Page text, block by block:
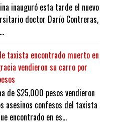
inauguró esta tarde el nuevo
doctor Darío Contreras,
taxista encontrado muerto en
vendieron su carro por
de $25,000 pesos vendieron
asesinos confesos del taxista
encontrado en es...